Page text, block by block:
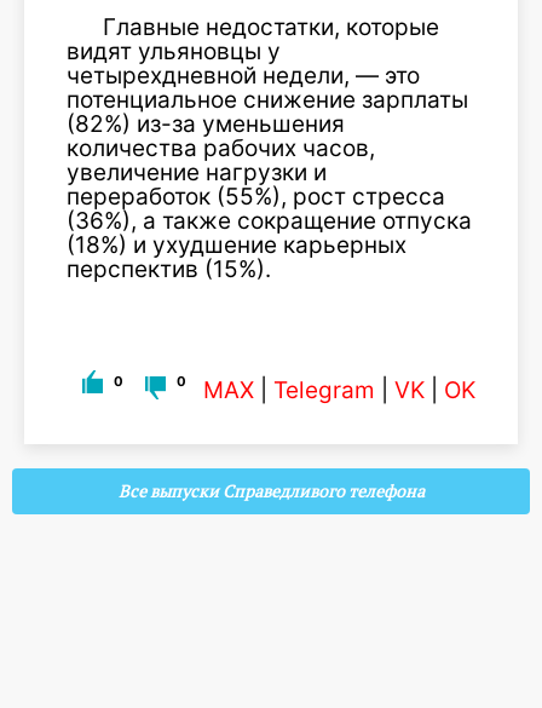
Главные недостатки, которые
видят ульяновцы у
четырехдневной недели, — это
потенциальное снижение зарплаты
(82%) из-за уменьшения
количества рабочих часов,
увеличение нагрузки и
переработок (55%), рост стресса
(36%), а также сокращение отпуска
(18%) и ухудшение карьерных
перспектив (15%).
0 0 MAX Telegram VK OK
Все выпуски Справедливого телефона